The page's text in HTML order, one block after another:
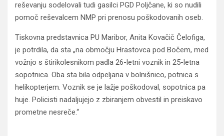
reševanju sodelovali tudi gasilci PGD Poljčane, ki so nudili
pomoč reševalcem NMP pri prenosu poškodovanih oseb.
Tiskovna predstavnica PU Maribor, Anita Kovačič Čelofiga,
je potrdila, da sta „na območju Hrastovca pod Bočem, med
vožnjo s štirikolesnikom padla 26-letni voznik in 25-letna
sopotnica. Oba sta bila odpeljana v bolnišnico, potnica s
helikopterjem. Voznik se je lažje poškodoval, sopotnica pa
huje. Policisti nadaljujejo z zbiranjem obvestil in preiskavo
prometne nesreče.“